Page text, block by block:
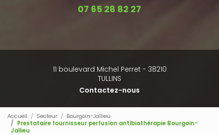
07 65 28 82 27
11 boulevard Michel Perret - 38210
TULLINS
Contactez-nous
Accueil Secteur
Bourgoin-Jallieu
Prestataire fournisseur perfusion antibiothérapie Bourgoin-
Jallieu